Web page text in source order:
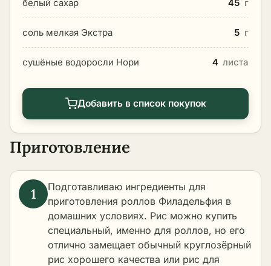
белый сахар 45 г
соль мелкая Экстра 5 г
сушёные водоросли Нори 4 листа
Добавить в список покупок
Приготовление
Подготавливаю ингредиенты для
приготовления роллов Филадельфия в
домашних условиях. Рис можно купить
специальный, именно для роллов, но его
отлично замещает обычный круглозёрный
рис хорошего качества или рис для